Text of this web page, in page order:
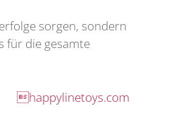
sorgen, sondern
für die gesamte
happylinetoys.com